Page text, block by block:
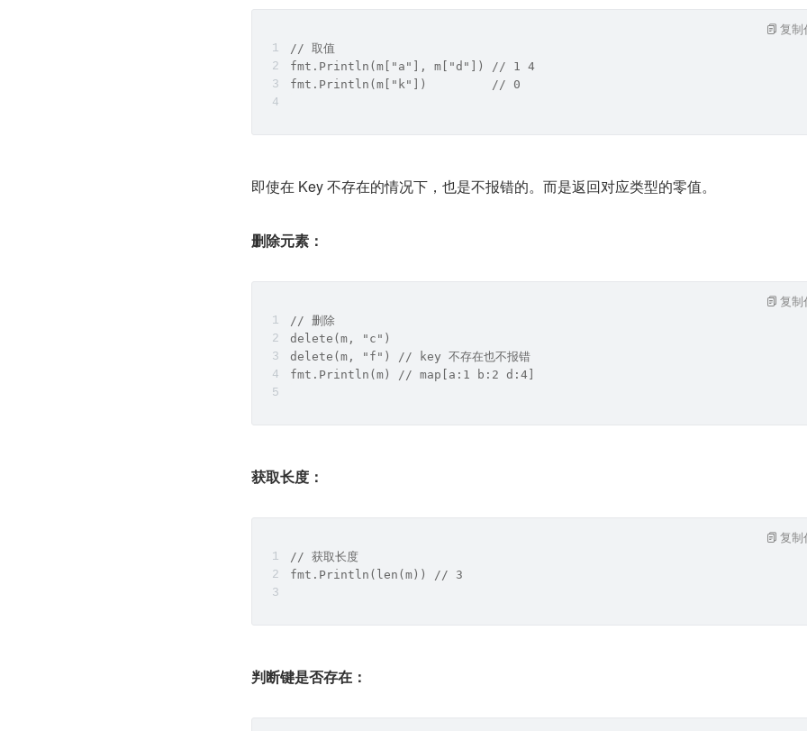
// 取值
fmt.Println(m["a"], m["d"]) // 1 4
fmt.Println(m["k"])         // 0
复制
即使在 Key 不存在的情况下，也是不报错的。而是返回对应类型的零值。
删除元素：
// 删除
delete(m, "c")
delete(m, "f") // key 不存在也不报错
fmt.Println(m) // map[a:1 b:2 d:4]
复制
获取长度：
// 获取长度
fmt.Println(len(m)) // 3
复制
判断键是否存在：